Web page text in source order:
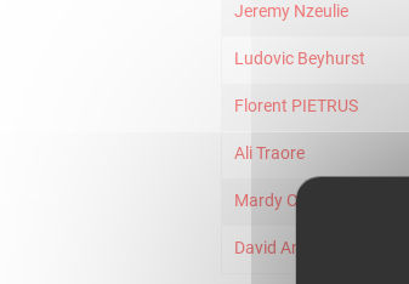
Jeremy Nzeulie
Ludovic Beyhurst
Florent PIETRUS
Ali Traore
Mardy Collins
David Andersen